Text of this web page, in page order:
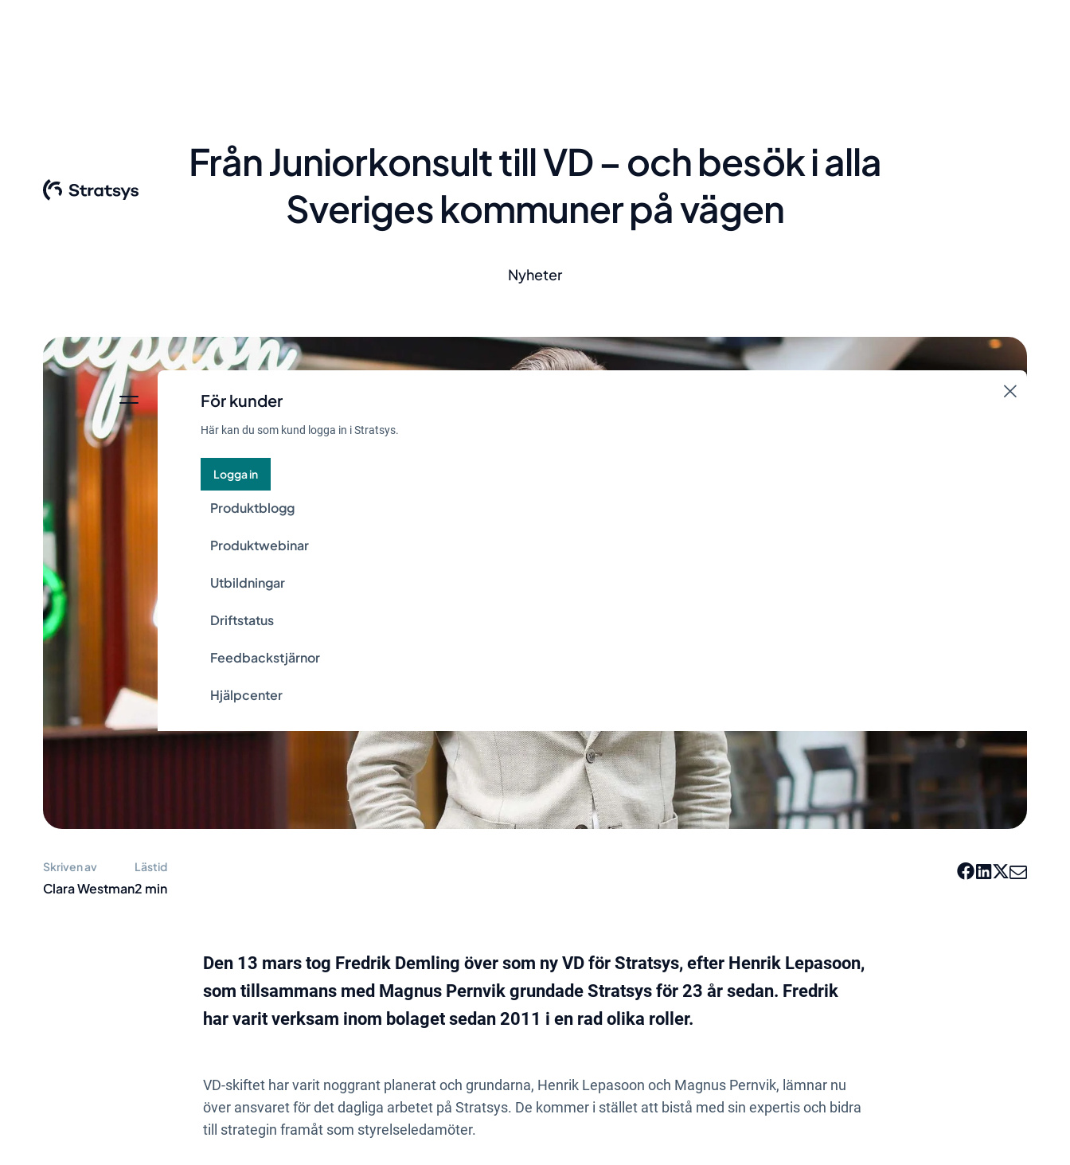
För kunder
Här kan du som kund logga in i Stratsys.
Logga in
Produktblogg
Produktwebinar
Utbildningar
Driftstatus
Feedbackstjärnor
Hjälpcenter
Från Juniorkonsult till VD – och besök i alla
Sveriges kommuner på vägen
Nyheter
Skriven av
Clara Westman
Lästid
2 min
Den 13 mars tog Fredrik Demling över som ny VD för Stratsys, efter Henrik Lepasoon,
som tillsammans med Magnus Pernvik grundade Stratsys för 23 år sedan. Fredrik
har varit verksam inom bolaget sedan 2011 i en rad olika roller.
VD-skiftet har varit noggrant planerat och grundarna, Henrik Lepasoon och Magnus Pernvik, lämnar nu
över ansvaret för det dagliga arbetet på Stratsys. De kommer i stället att bistå med sin expertis och bidra
till strategin framåt som styrelseledamöter.